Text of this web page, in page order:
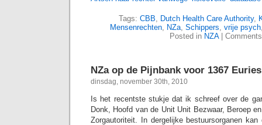
Tags: CBB, Dutch Health Care Authority,
Mensenrechten, NZa, Schippers, vrije psych
Posted in NZA|
NZa op de Pijnbank voor 1367 Euries
dinsdag, november 30th, 2010
Is het recentste stukje dat ik schreef over de
Donk, Hoofd van de Unit Unit Bezwaar, Beroep
Zorgautoriteit. In dergelijke bestuursorganen kan